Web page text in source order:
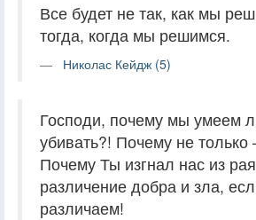
Все будет не так, как мы
тогда, когда мы решимся.
Николас Кейдж (5)
Господи, почему мы умеем
убивать?! Почему не
Почему Ты изгнал нас из
различение добра и зла,
различаем!